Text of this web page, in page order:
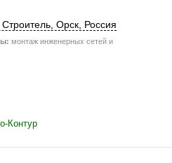
Строитель Орск Россия
монтаж инженерных сетей и
Контур